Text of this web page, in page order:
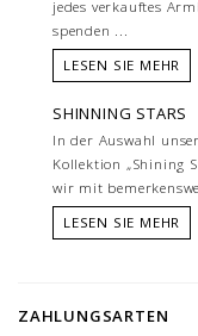
jedes verkauftes
spenden ...
LESEN SIE MEHR
SHINNING STARS
In der Auswahl
Kollektion „Shining
wir mit
LESEN SIE MEHR
ZAHLUNGSARTEN